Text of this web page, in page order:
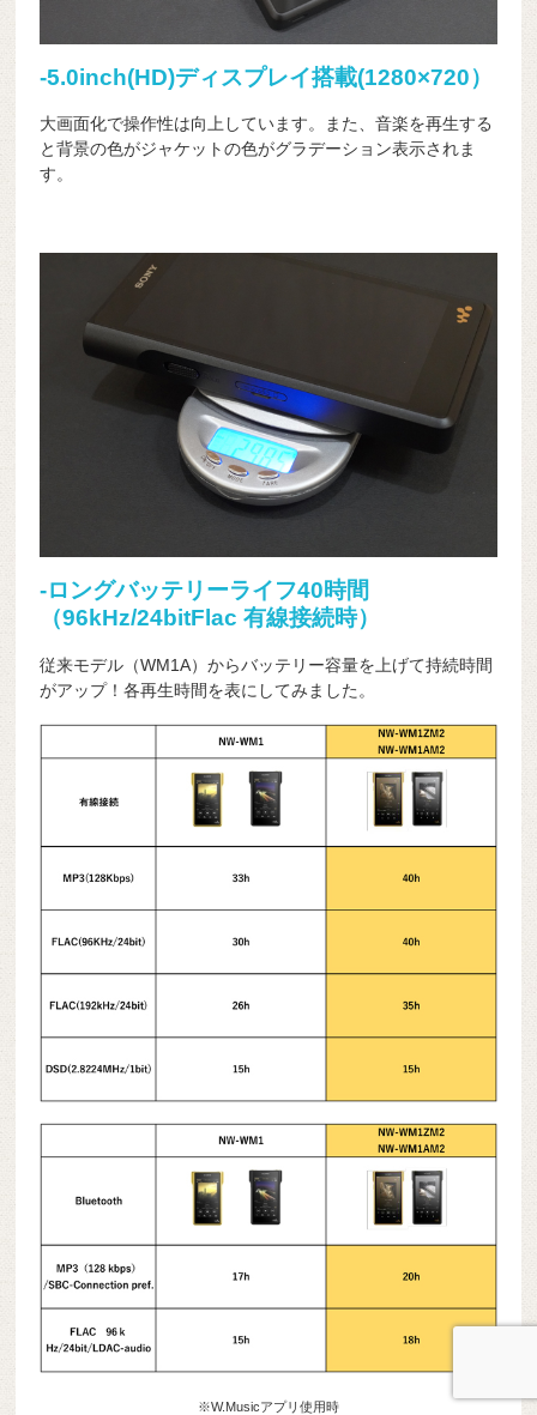
-5.0inch(HD)ディスプレイ搭載(1280×720）
大画面化で操作性は向上しています。また、音楽を再生する
と背景の色がジャケットの色がグラデーション表示されま
す。
-ロングバッテリーライフ40時間
（96kHz/24bitFlac 有線接続時）
従来モデル（WM1A）からバッテリー容量を上げて持続時間
がアップ！各再生時間を表にしてみました。
※W.Musicアプリ使用時